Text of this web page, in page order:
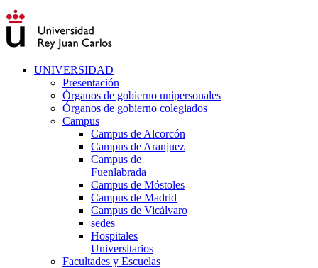
UNIVERSIDAD
Presentación
Órganos de gobierno unipersonales
Órganos de gobierno colegiados
Campus
Campus de Alcorcón
Campus de Aranjuez
Campus de
Fuenlabrada
Campus de Móstoles
Campus de Madrid
Campus de Vicálvaro
sedes
Hospitales
Universitarios
Facultades y Escuelas